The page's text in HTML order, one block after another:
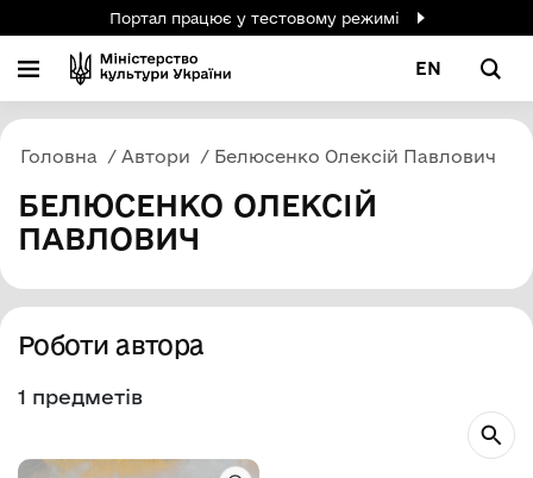
Портал працює у тестовому режимі
EN
Головна Автори Белюсенко Олексій Павлович
БЕЛЮСЕНКО ОЛЕКСІЙ
ПАВЛОВИЧ
Роботи автора
1 предметів